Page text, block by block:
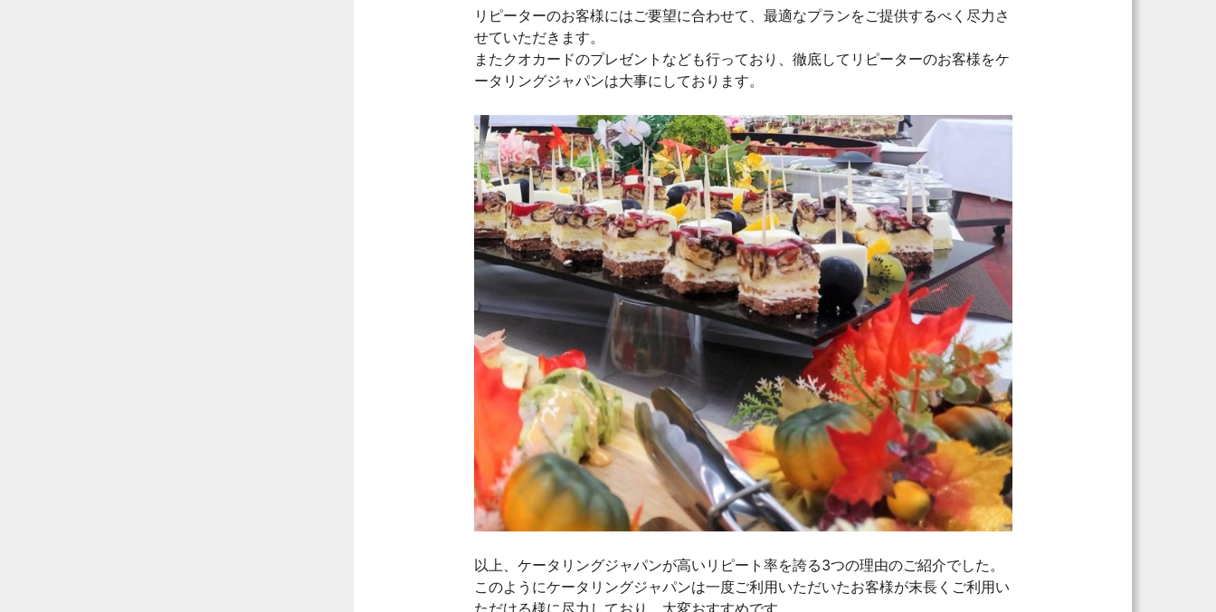
リピーターのお客様にはご要望に合わせて、最適なプランをご提供するべく尽力さ
せていただきます。
またクオカードのプレゼントなども行っており、徹底してリピーターのお客様をケ
ータリングジャパンは大事にしております。
以上、ケータリングジャパンが高いリピート率を誇る3つの理由のご紹介でした。
このようにケータリングジャパンは一度ご利用いただいたお客様が末長くご利用い